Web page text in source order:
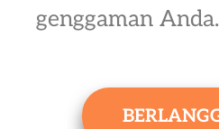
genggaman Anda.